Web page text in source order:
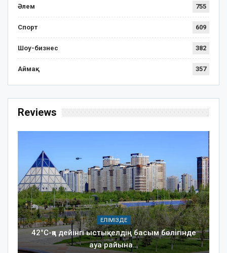
Әлем 755
Спорт 609
Шоу-бизнес 382
Аймақ 357
Reviews
ЕЛІМІЗДЕ
42°C-қа дейінгі ыстық: елдің басым бөлігінде
ауа райына…